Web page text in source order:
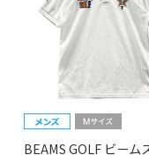
BEAMS GOLF ビーム